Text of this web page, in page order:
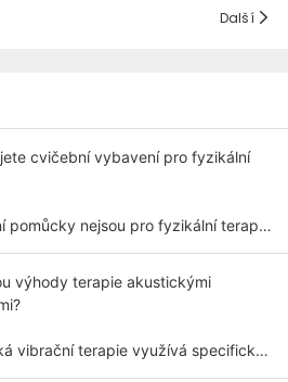
Další
cvičební vybavení pro fyzikální
pomůcky nejsou pro fyzikální terapii
výhody terapie akustickými
vibrační terapie využívá specifické